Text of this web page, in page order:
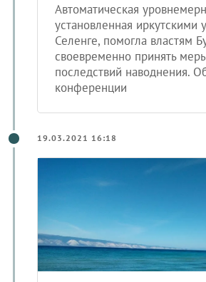
Автоматическая
установленная иркутскими
Селенге, помогла властям
своевременно принять
последствий наводнения.
конференции
19.03.2021 16:18